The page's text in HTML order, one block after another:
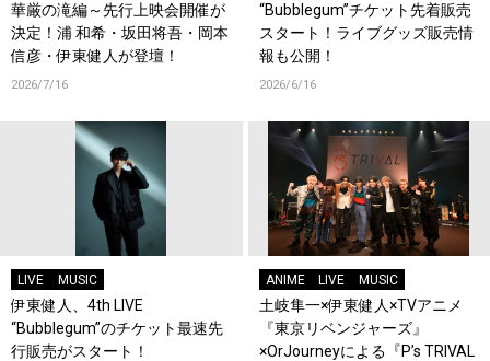
華厳の滝編～先行上映会開催が
決定！浦 和希・坂田将吾・岡本
信彦・伊東健人が登壇！
2026/7/16
“Bubblegum”チケット先着販売
スタート！ライブグッズ販売情
報も公開！
2026/6/16
LIVE MUSIC
伊東健人、4th LIVE
“Bubblegum”のチケット最速先
行販売がスタート！
ANIME LIVE MUSIC
土岐隼一×伊東健人×TVアニメ
『東京リベンジャーズ』
×OrJourneyによる『P’s TRIVAL